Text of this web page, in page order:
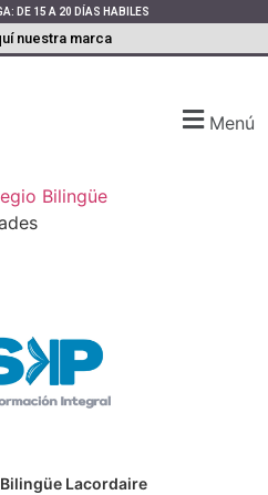
DE 15 A 20 DÍAS HABILES
nuestra marca
Menú
Bilingüe
Lacordaire